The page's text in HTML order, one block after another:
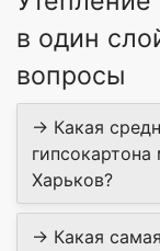
в один
вопросы
→ Какая
Харьков?
→ Какая